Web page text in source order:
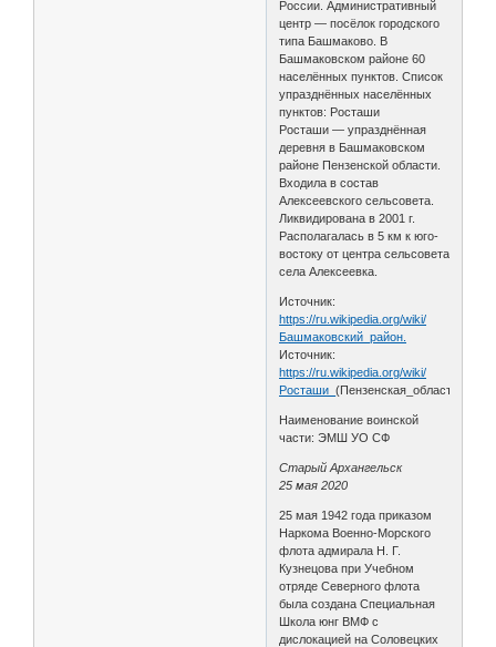
России. Административный
центр — посёлок городского
типа Башмаково. В
Башмаковском районе 60
населённых пунктов. Список
упразднённых населённых
пунктов: Росташи
Росташи — упразднённая
деревня в Башмаковском
районе Пензенской области.
Входила в состав
Алексеевского сельсовета.
Ликвидирована в 2001 г.
Располагалась в 5 км к юго-
востоку от центра сельсовета
села Алексеевка.
Источник:
https://ru.wikipedia.org/wiki/
Башмаковский_район.
Источник:
https://ru.wikipedia.org/wiki/
Росташи_(Пензенская_область)
Наименование воинской
части: ЭМШ УО СФ
Старый Архангельск
25 мая 2020
25 мая 1942 года приказом
Наркома Военно-Морского
флота адмирала Н. Г.
Кузнецова при Учебном
отряде Северного флота
была создана Специальная
Школа юнг ВМФ с
дислокацией на Соловецких